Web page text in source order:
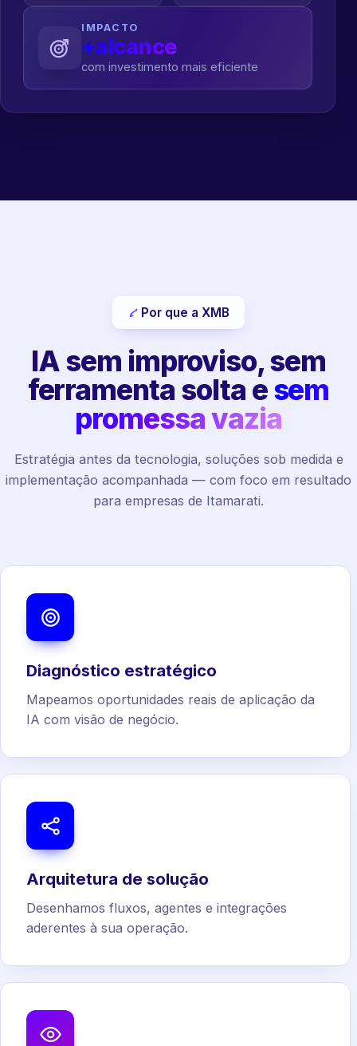
IMPACTO
+alcance
com investimento mais eficiente
Por que a XMB
IA sem improviso, sem
ferramenta solta esem
promessa vazia
Estratégia antes da tecnologia, soluções sob medida e
implementação acompanhada — com foco em resultado
para empresas de Itamarati.
Diagnóstico estratégico
Mapeamos oportunidades reais de aplicação da
IA com visão de negócio.
Arquitetura de solução
Desenhamos fluxos, agentes e integrações
aderentes à sua operação.